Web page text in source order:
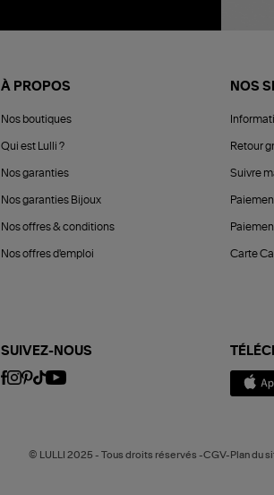
À PROPOS
Nos boutiques
Qui est Lulli ?
Nos garanties
Nos garanties Bijoux
Nos offres & conditions
Nos offres d'emploi
NOS
Retour
Suivre
Carte
SUIVEZ-NOUS
© LULLI 2025 - Tous droits réservés -CGV-Plan du